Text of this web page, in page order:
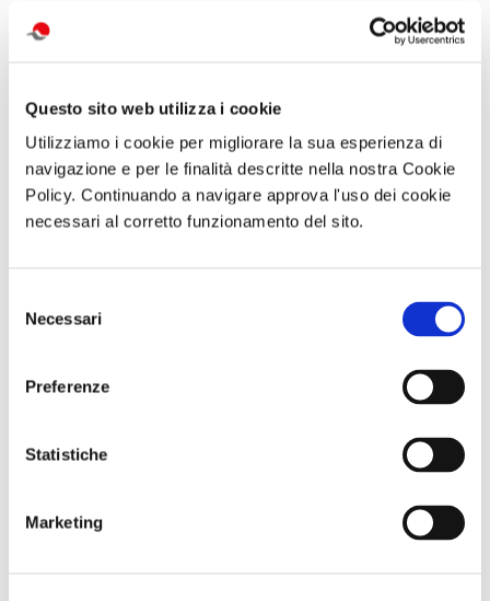
Questo sito web utilizza i cookie
Utilizziamo i cookie per migliorare la sua esperienza di
navigazione e per le finalità descritte nella nostra Cookie
Policy. Continuando a navigare approva l'uso dei cookie
necessari al corretto funzionamento del sito.
delNecessari
Preferenze
Statistiche
Marketing
attività correlate:
con
performance
MUSEO TRA
Settembre ore
Comunicato n. 99
Visita guidata
SAN GENNARO
E NAPOLI:
BATTISTERO DI
SAN GIOVANNI
IN FONTE
Settembre 2026
ore 10:30
Comunicato n. 97
Napoli, 04 Agosto